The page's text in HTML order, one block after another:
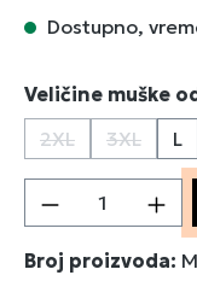
Dostupno,
Izaberi
Veličine muške
2XL
(Ova opcija
3XL
(Ova
L
Količina
Broj proizvoda: